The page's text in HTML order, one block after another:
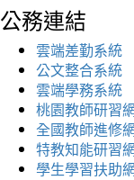
公務連結
雲端差勤系統
公文整合系統
雲端學務系統
桃園教師研習
全國教師進修
特教知能研習
學生學習扶助